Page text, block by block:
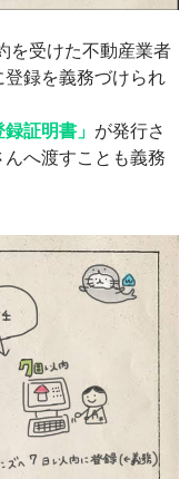
を受けた不動産業者
録を義務づけられ
録証明書」 が発行さ
へ渡すことも義務